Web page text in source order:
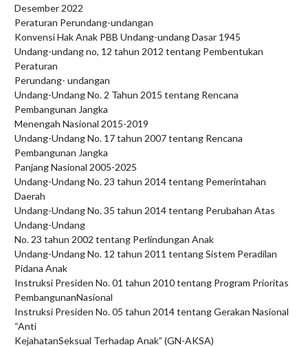
Desember 2022
Peraturan Perundang-undangan
Konvensi Hak Anak PBB Undang-undang Dasar 1945
Undang-undang no, 12 tahun 2012 tentang Pembentukan
Peraturan
Perundang- undangan
Undang-Undang No. 2 Tahun 2015 tentang Rencana
Pembangunan Jangka
Menengah Nasional 2015-2019
Undang-Undang No. 17 tahun 2007 tentang Rencana
Pembangunan Jangka
Panjang Nasional 2005-2025
Undang-Undang No. 23 tahun 2014 tentang Pemerintahan
Daerah
Undang-Undang No. 35 tahun 2014 tentang Perubahan Atas
Undang-Undang
No. 23 tahun 2002 tentang Perlindungan Anak
Undang-Undang No. 12 tahun 2011 tentang Sistem Peradilan
Pidana Anak
Instruksi Presiden No. 01 tahun 2010 tentang Program Prioritas
PembangunanNasional
Instruksi Presiden No. 05 tahun 2014 tentang Gerakan Nasional
“Anti
KejahatanSeksual Terhadap Anak” (GN-AKSA)